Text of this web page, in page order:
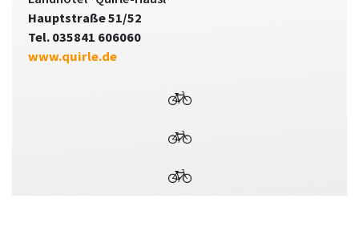
Hauptstraße 51/52
Tel. 035841 606060
www.quirle.de